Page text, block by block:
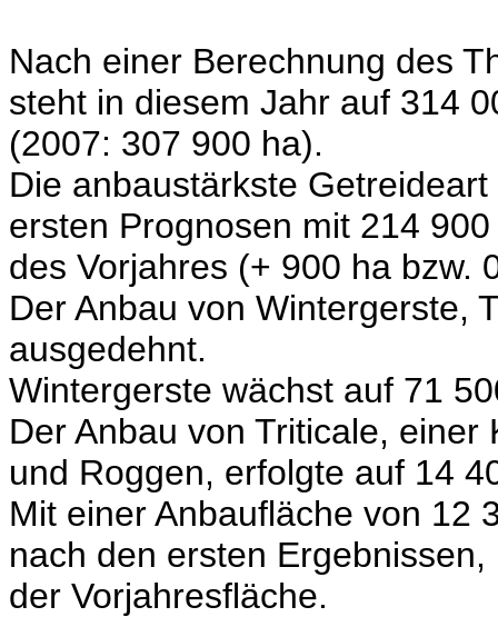
Nach einer Berechnung des
steht in diesem Jahr auf 314
(2007: 307 900 ha).
Die anbaustärkste
ersten Prognosen mit 214
des Vorjahres (+ 900 ha bzw.
Der Anbau von Wintergerste,
ausgedehnt.
Wintergerste wächst auf 71
Der Anbau von Triticale,
und Roggen, erfolgte auf 14
Mit einer Anbaufläche von 12
nach den ersten
der Vorjahresfläche.